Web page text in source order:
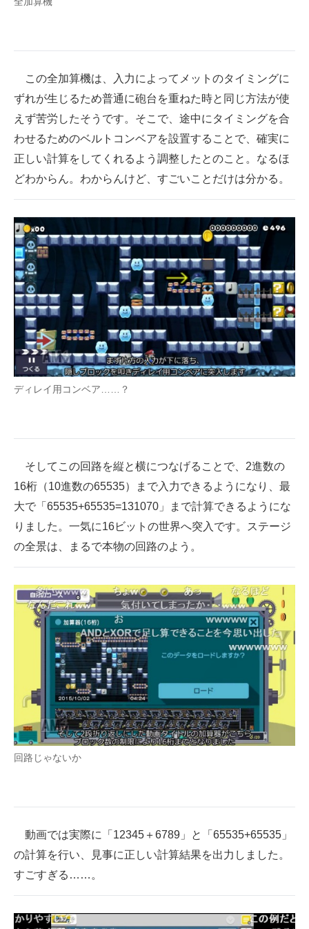
この全加算機は、入力によってメットのタイミングに
ずれが生じるため普通に砲台を重ねた時と同じ方法が使
えず苦労したそうです。そこで、途中にタイミングを合
わせるためのベルトコンベアを設置することで、確実に
正しい計算をしてくれるよう調整したとのこと。なるほ
どわからん。わからんけど、すごいことだけは分かる。
ディレイ用コンベア……？
そしてこの回路を縦と横につなげることで、2進数の
16桁（10進数の65535）まで入力できるようになり、最
大で「65535+65535=131070」まで計算できるようにな
りました。一気に16ビットの世界へ突入です。ステージ
の全景は、まるで本物の回路のよう。
回路じゃないか
動画では実際に「12345＋6789」と「65535+65535」
の計算を行い、見事に正しい計算結果を出力しました。
すごすぎる……。